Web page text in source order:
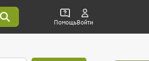
ПомощьВойти